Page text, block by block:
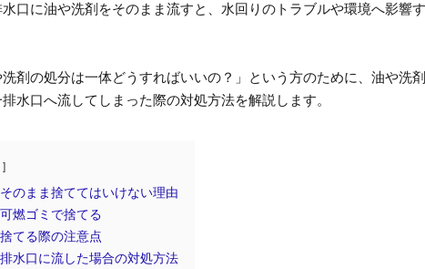
口に油や洗剤をそのまま流すと、水回りのトラブルや環境へ影響
剤の処分は一体どうすればいいの？」という方のために、油や洗
水口へ流してしまった際の対処方法を解説します。
のまま捨ててはいけない理由
燃ゴミで捨てる
てる際の注意点
水口に流した場合の対処方法